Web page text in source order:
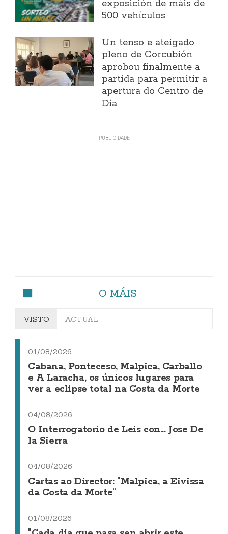
exposición de máis de
500 vehículos
Un tenso e ateigado
pleno de Corcubión
aprobou finalmente a
partida para permitir a
apertura do Centro de
Día
O MÁIS
VISTO ACTUAL
01/08/2026
Cabana, Ponteceso, Malpica, Carballo
e A Laracha, os únicos lugares para
ver a eclipse total na Costa da Morte
04/08/2026
O Interrogatorio de Leis con... Jose De
la Sierra
04/08/2026
Cartas ao Director: "Malpica, a Eivissa
da Costa da Morte"
01/08/2026